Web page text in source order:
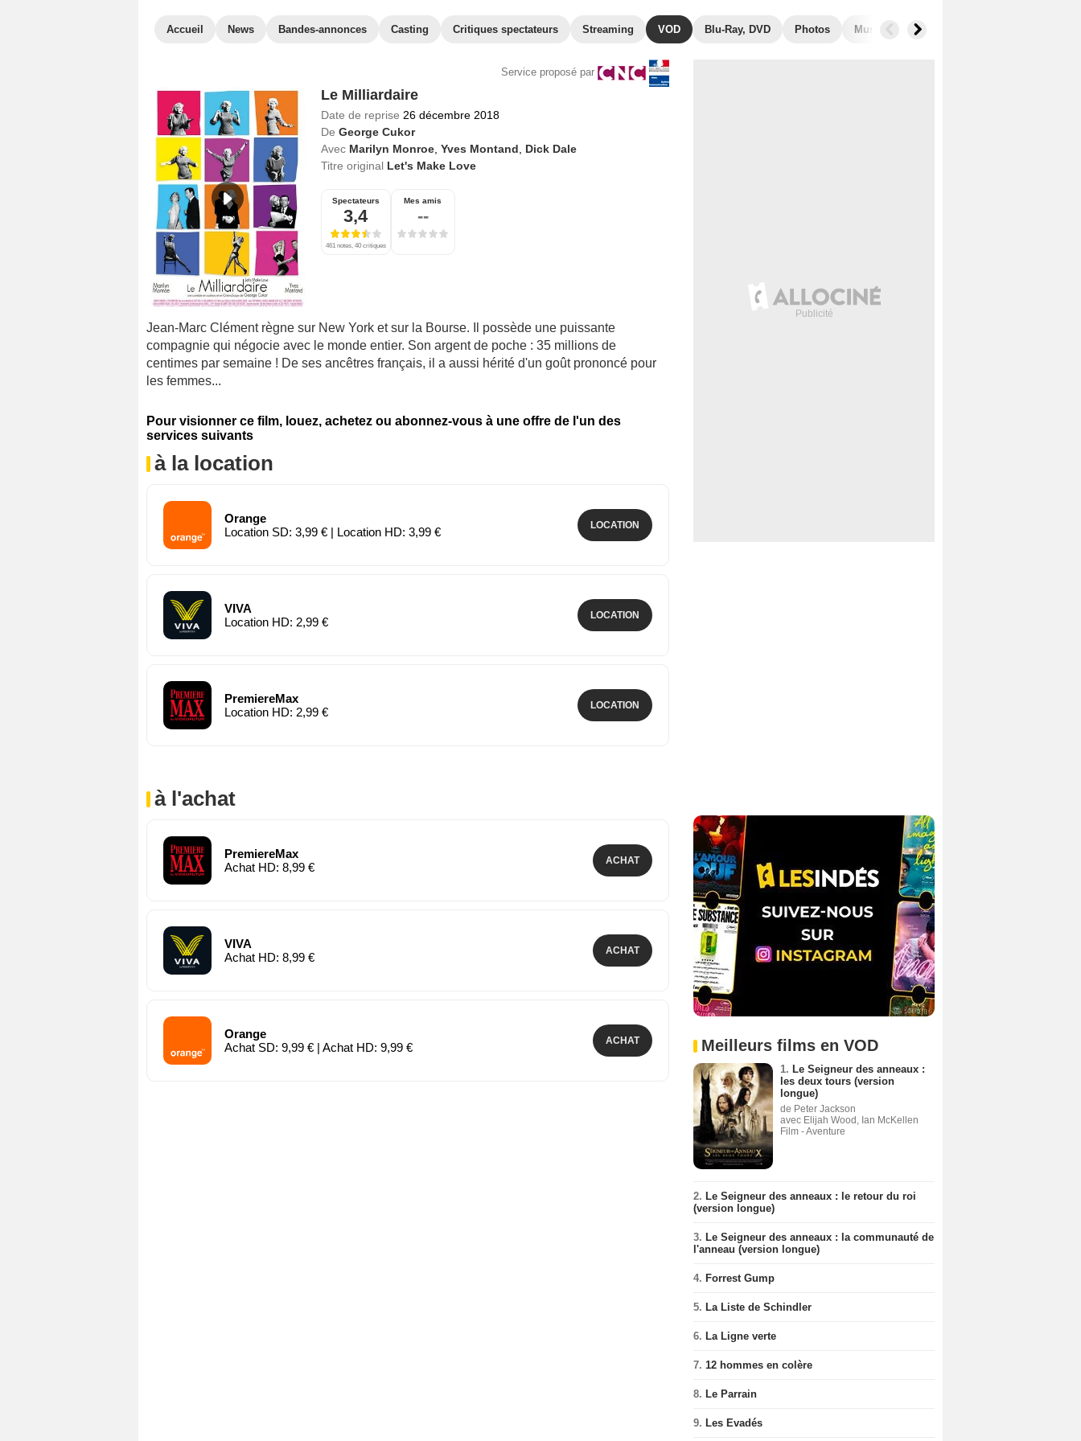
Accueil News Bandes-annonces Casting Critiques spectateurs Streaming VOD Blu-Ray, DVD Photos Musique Secrets de tournage
Service proposé par
Le Milliardaire
Date de reprise 26 décembre 2018
De George Cukor
Avec Marilyn Monroe, Yves Montand
Dick Dale
Titre original Let's Make Love
Spectateurs
3,4
461 notes, 40 critiques
Mes amis
--
Jean-Marc Clément règne sur New York et sur la Bourse. Il possède une puissante
compagnie qui négocie avec le monde entier. Son argent de poche : 35 millions de
centimes par semaine ! De ses ancêtres français, il a aussi hérité d'un goût prononcé pour
les femmes...
Pour visionner ce film, louez, achetez ou abonnez-vous à une offre de l'un des
services suivants
à la location
Orange
Location SD: 3,99 € | Location HD: 3,99 €
LOCATION
VIVA
Location HD: 2,99 €
LOCATION
PremiereMax
Location HD: 2,99 €
LOCATION
à l'achat
PremiereMax
Achat HD: 8,99 €
ACHAT
VIVA
Achat HD: 8,99 €
ACHAT
Orange
Achat SD: 9,99 € | Achat HD: 9,99 €
ACHAT Meilleurs films en VOD
1. Le Seigneur des anneaux :
les deux tours (version
longue)
de Peter Jackson
avec Elijah Wood, Ian McKellen
Film - Aventure
2. Le Seigneur des anneaux : le retour du roi
(version longue)
3. Le Seigneur des anneaux : la communauté de
l'anneau (version longue)
4. Forrest Gump
5. La Liste de Schindler
6. La Ligne verte
7. 12 hommes en colère
8. Le Parrain
9. Les Evadés